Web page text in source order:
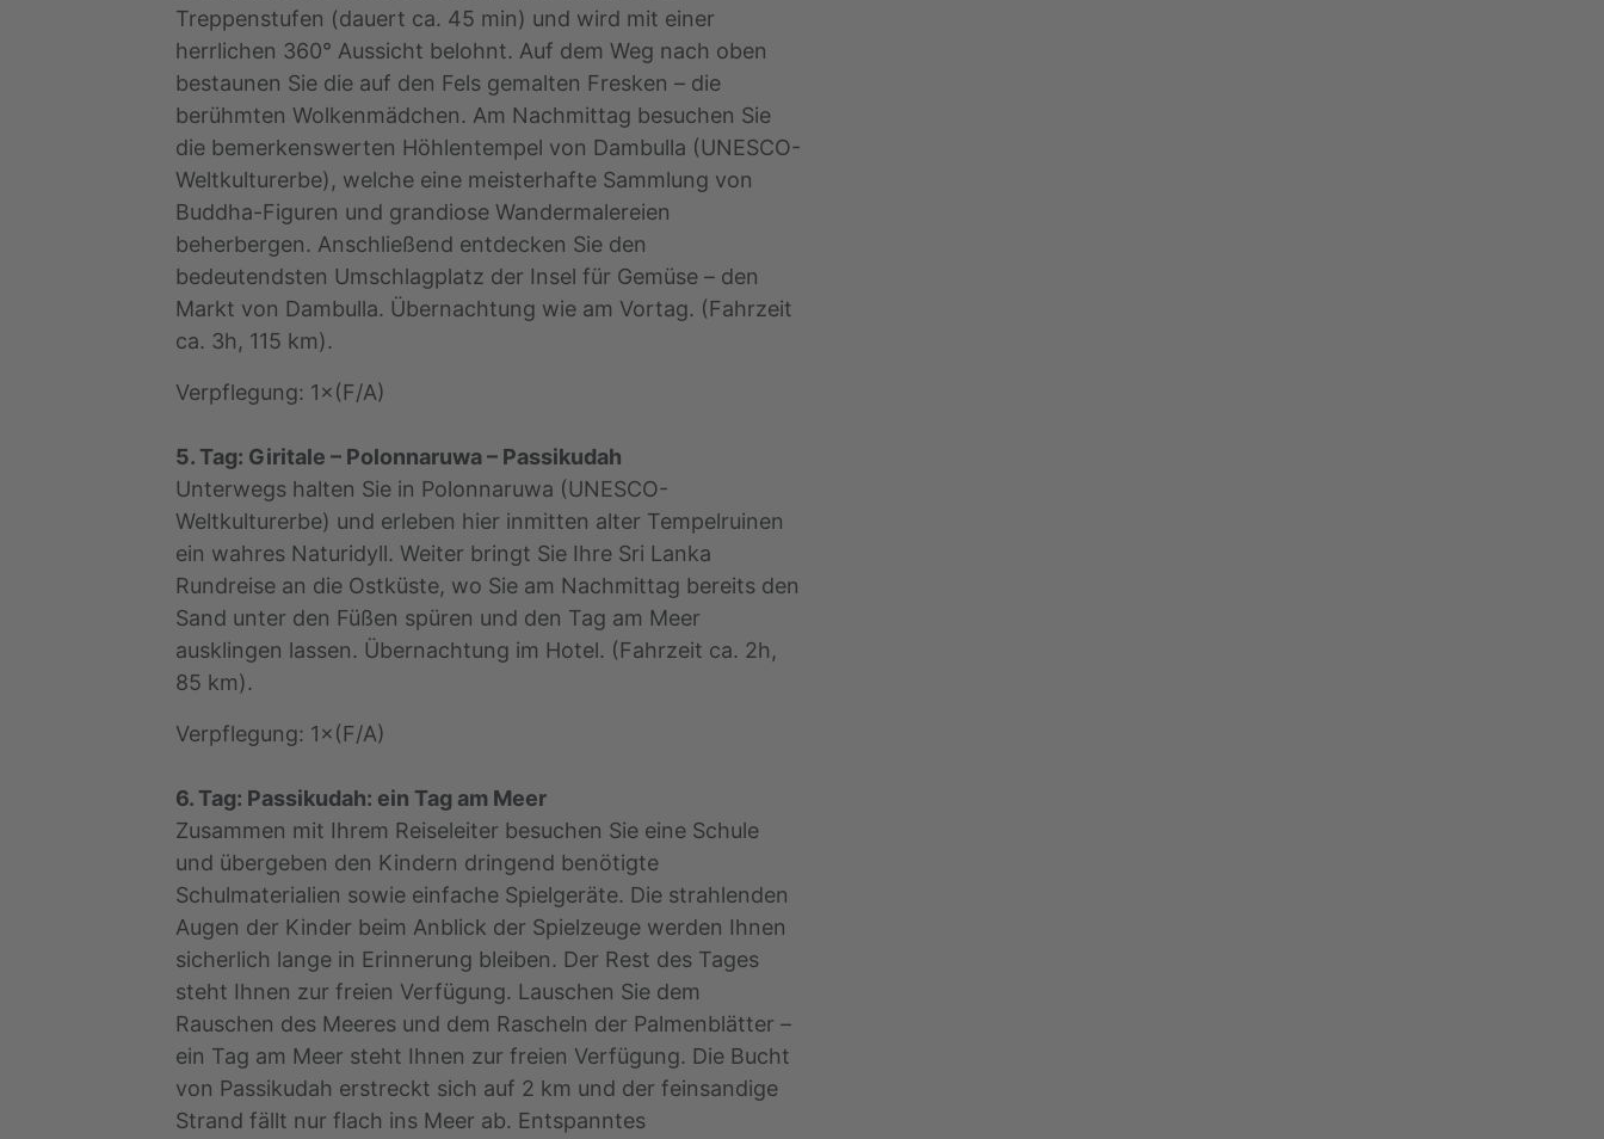
Treppenstufen (dauert ca. 45 min) und wird mit einer
herrlichen 360° Aussicht belohnt. Auf dem Weg nach oben
bestaunen Sie die auf den Fels gemalten Fresken – die
berühmten Wolkenmädchen. Am Nachmittag besuchen Sie
die bemerkenswerten Höhlentempel von Dambulla (UNESCO-
Weltkulturerbe), welche eine meisterhafte Sammlung von
Buddha-Figuren und grandiose Wandermalereien
beherbergen. Anschließend entdecken Sie den
bedeutendsten Umschlagplatz der Insel für Gemüse – den
Markt von Dambulla. Übernachtung wie am Vortag. (Fahrzeit
ca. 3h, 115 km).
Verpflegung: 1×(F/A)
5. Tag: Giritale – Polonnaruwa – Passikudah
Unterwegs halten Sie in Polonnaruwa (UNESCO-
Weltkulturerbe) und erleben hier inmitten alter Tempelruinen
ein wahres Naturidyll. Weiter bringt Sie Ihre Sri Lanka
Rundreise an die Ostküste, wo Sie am Nachmittag bereits den
Sand unter den Füßen spüren und den Tag am Meer
ausklingen lassen. Übernachtung im Hotel. (Fahrzeit ca. 2h,
85 km).
Verpflegung: 1×(F/A)
6. Tag: Passikudah: ein Tag am Meer
Zusammen mit Ihrem Reiseleiter besuchen Sie eine Schule
und übergeben den Kindern dringend benötigte
Schulmaterialien sowie einfache Spielgeräte. Die strahlenden
Augen der Kinder beim Anblick der Spielzeuge werden Ihnen
sicherlich lange in Erinnerung bleiben. Der Rest des Tages
steht Ihnen zur freien Verfügung. Lauschen Sie dem
Rauschen des Meeres und dem Rascheln der Palmenblätter –
ein Tag am Meer steht Ihnen zur freien Verfügung. Die Bucht
von Passikudah erstreckt sich auf 2 km und der feinsandige
Strand fällt nur flach ins Meer ab. Entspanntes